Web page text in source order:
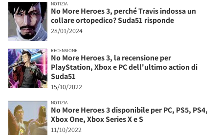
NOTIZIA
No More Heroes 3, perché Travis indossa un
collare ortopedico? Suda51 risponde
28/01/2024
RECENSIONE
No More Heroes 3, la recensione per
PlayStation, Xbox e PC dell'ultimo action di
Suda51
15/10/2022
NOTIZIA
No More Heroes 3 disponibile per PC, PS5, PS4,
Xbox One, Xbox Series X e S
11/10/2022